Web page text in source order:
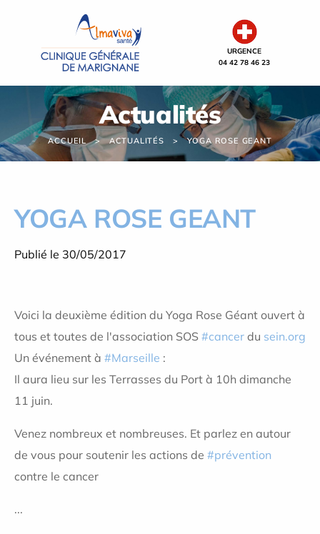
URGENCE
04 42 78 46 23
Actualités
ACCUEIL ACTUALITÉS YOGA ROSE GEANT
YOGA ROSE GEANT
Publié le 30/05/2017
Voici la deuxième édition du Yoga Rose Géant ouvert à
tous et toutes de l'association SOS #cancer du sein.org
Un événement à #Marseille :
Il aura lieu sur les Terrasses du Port à 10h dimanche
11 juin.
Venez nombreux et nombreuses. Et parlez en autour
de vous pour soutenir les actions de #prévention
contre le cancer
...